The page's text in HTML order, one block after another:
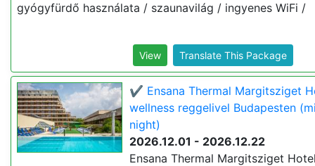
gyógyfürdő használata / szaunavilág / ingyenes WiFi /
View Translate This Package
✔️ Ensana Thermal Margitsziget
wellness reggelivel Budapesten
night)
2026.12.01 - 2026.12.22
Ensana Thermal Margitsziget